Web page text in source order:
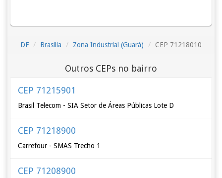
DF Brasilia Zona Industrial (Guará) CEP 71218010
Outros CEPs no bairro
CEP 71215901
Brasil Telecom - SIA Setor de Áreas Públicas Lote D
CEP 71218900
Carrefour - SMAS Trecho 1
CEP 71208900